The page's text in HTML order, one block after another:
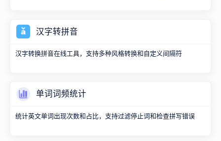
汉字转拼音
汉字转换拼音在线工具，支持多种风格转换和自定义间隔符
单词词频统计
统计英文单词出现次数和占比，支持过滤停止词和检查拼写错误